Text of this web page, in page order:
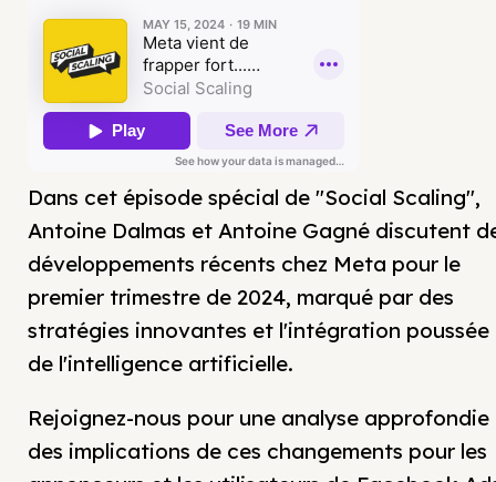
Dans cet épisode spécial de "Social Scaling",
Antoine Dalmas et Antoine Gagné discutent
développements récents chez Meta pour le
premier trimestre de 2024, marqué par des
stratégies innovantes et l'intégration poussée
de l'intelligence artificielle.
Rejoignez-nous pour une analyse approfondie
des implications de ces changements pour les